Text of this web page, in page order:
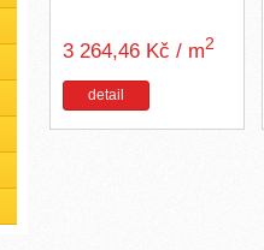
3 264,46 Kč / m2
detail